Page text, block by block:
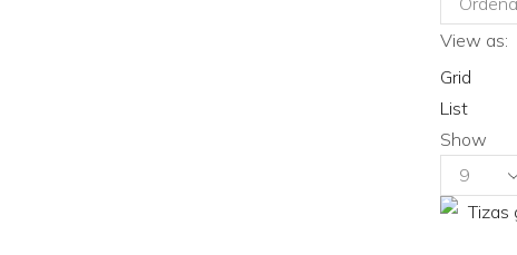
View as:
Grid
List
Show
Products
per